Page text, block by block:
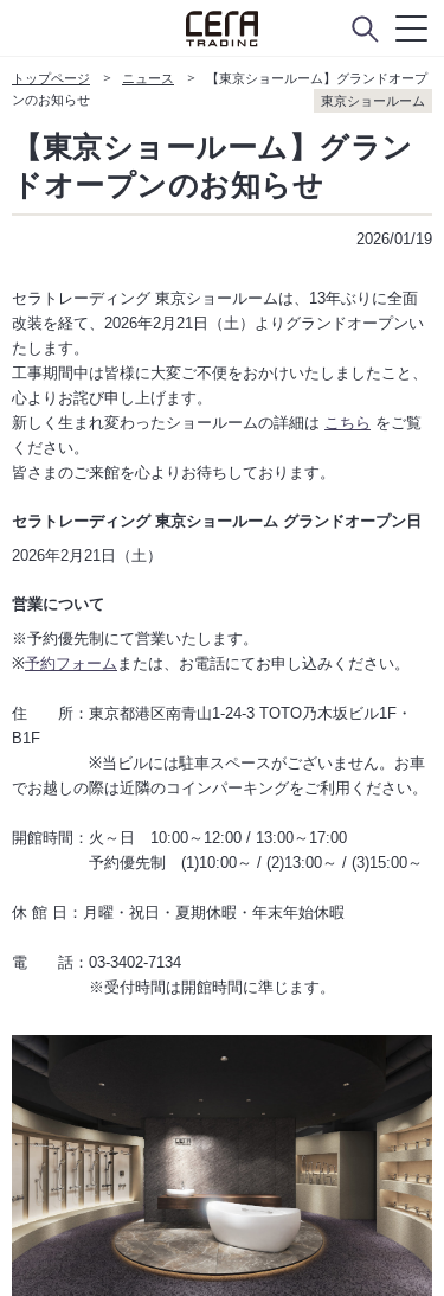
トップページ ニュース
【東京ショールーム】グランドオープ
ンのお知らせ
東京ショールーム
【東京ショールーム】グラン
ドオープンのお知らせ
2026/01/19
セラトレーディング 東京ショールームは、13年ぶりに全面
改装を経て、2026年2月21日（土）よりグランドオープンい
たします。
工事期間中は皆様に大変ご不便をおかけいたしましたこと、
心よりお詫び申し上げます。
新しく生まれ変わったショールームの詳細は こちら をご覧
ください。
皆さまのご来館を心よりお待ちしております。
セラトレーディング 東京ショールーム グランドオープン日
2026年2月21日（土）
営業について
※予約優先制にて営業いたします。
※予約フォーム または、お電話にてお申し込みください。
住 所：東京都港区南青山1-24-3 TOTO乃木坂ビル1F・
B1F
※当ビルには駐車スペースがございません。お車
でお越しの際は近隣のコインパーキングをご利用ください。
開館時間：火～日 10:00～12:00 / 13:00～17:00
予約優先制 (1)10:00～ / (2)13:00～ / (3)15:00～
休 館 日：月曜・祝日・夏期休暇・年末年始休暇
電 話：03-3402-7134
※受付時間は開館時間に準じます。